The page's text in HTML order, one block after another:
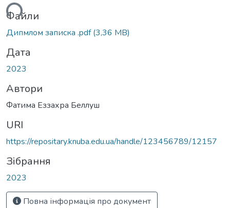
Файли
Дипмлом записка .pdf(3,36 MB)
Дата
2023
Автори
Фатима Еззахра Беллуш
URI
https://repositary.knuba.edu.ua/handle/123456789/12157
Зібрання
2023
Повна інформація про документ